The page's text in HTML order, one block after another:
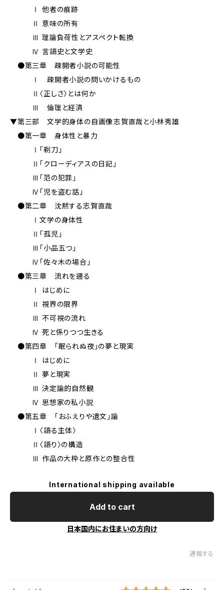
Ⅰ 他者の痕跡
Ⅱ 意味の所有
Ⅲ 理論負荷性とアスペクト転換
Ⅳ 言語史と文学史
●第三章 疎開者小説の可能性
Ⅰ 疎開者小説の問いかけるもの
Ⅱ〈正しさ〉とは何か
Ⅲ 倫理と経済
▼第三部 文学的身体の自画像――志賀直哉と小林秀雄
●第一章 身体性と暴力
Ⅰ「剃刀」
Ⅱ「クローディアスの日記」
Ⅲ「范の犯罪」
Ⅳ「児を盗む話」
●第二章 沈黙する志賀直哉
Ⅰ文学の身体性
Ⅱ「孤児｣
Ⅲ「小品五つ｣
Ⅳ「佐々木の場合｣
●第三章 流れを遡る
Ⅰ はじめに
Ⅱ 視界の限界
Ⅲ 不可視の流れ
Ⅳ 死と係りつつ生きる
●第四章 ｢眠られぬ夜」の夢と現実
Ⅰ はじめに
Ⅱ 夢と現実
Ⅲ 決定論的自然観
Ⅳ 思想家の私小説
●第五章 ｢おふえりや遺文｣論
Ⅰ〈語る主体〉
Ⅱ〈語り〉の構造
Ⅲ 作品の大枠と原作との整合性
International shipping available
Add to cart
日本国内にお住まいの方向け
通報する